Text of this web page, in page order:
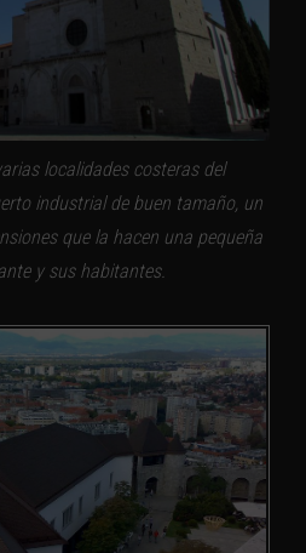
localidades costeras del
industrial de buen tamaño, un
que la hacen una pequeña
y sus habitantes.